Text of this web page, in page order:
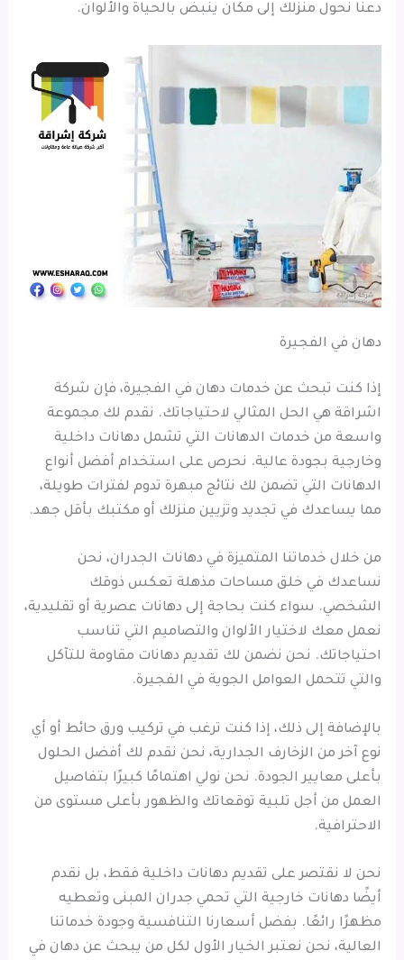
دعنا نحول منزلك إلى مكان ينبض بالحياة والألوان.
دهان في الفجيرة
إذا كنت تبحث عن خدمات دهان في الفجيرة، فإن شركة
اشراقة هي الحل المثالي لاحتياجاتك. نقدم لك مجموعة
واسعة من خدمات الدهانات التي تشمل دهانات داخلية
وخارجية بجودة عالية. نحرص على استخدام أفضل أنواع
الدهانات التي تضمن لك نتائج مبهرة تدوم لفترات طويلة،
مما يساعدك في تجديد وتزيين منزلك أو مكتبك بأقل جهد.
من خلال خدماتنا المتميزة في دهانات الجدران، نحن
نساعدك في خلق مساحات مذهلة تعكس ذوقك
الشخصي. سواء كنت بحاجة إلى دهانات عصرية أو تقليدية،
نعمل معك لاختيار الألوان والتصاميم التي تناسب
احتياجاتك. نحن نضمن لك تقديم دهانات مقاومة للتآكل
والتي تتحمل العوامل الجوية في الفجيرة.
بالإضافة إلى ذلك، إذا كنت ترغب في تركيب ورق حائط أو أي
نوع آخر من الزخارف الجدارية، نحن نقدم لك أفضل الحلول
بأعلى معايير الجودة. نحن نولي اهتمامًا كبيرًا بتفاصيل
العمل من أجل تلبية توقعاتك والظهور بأعلى مستوى من
الاحترافية.
نحن لا نقتصر على تقديم دهانات داخلية فقط، بل نقدم
أيضًا دهانات خارجية التي تحمي جدران المبنى وتعطيه
مظهرًا رائعًا. بفضل أسعارنا التنافسية وجودة خدماتنا
العالية، نحن نعتبر الخيار الأول لكل من يبحث عن دهان في